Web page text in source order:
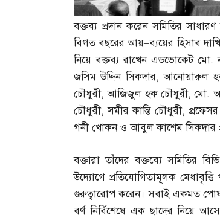
বক্তব্য প্রদান করেন সমিতির
বিগত বছরের আয়–ব্যয়ের হিসাব
নিয়ে বক্তব্য রাখেন এডভোকেট মো.
জসিম উদ্দিন সিকদার,আনোয়ারুল
চৌধুরী,আজিজুল হক চৌধুরী,মো.
চৌধুরী,সমীর কান্তি চৌধুরী,
গনী খোকন ও আবুল কাশেম সিকদার
বক্তারা তাঁদের বক্তব্যে সমিতির
উদ্যোগে প্রতিযোগিতামূলক মেধাবৃত্তি
গুরুত্বারোপ করেন। সবাই একমত
বর্ণ নির্বিশেষে এক ছাদের নিয়ে